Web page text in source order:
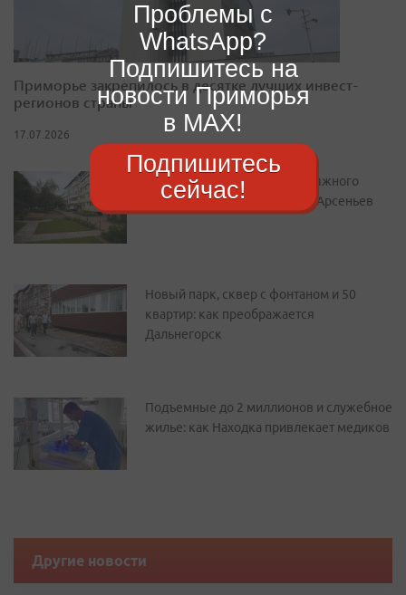
Приморье закрепилось в десятке лучших инвест-
регионов страны
17.07.2026
От уютного двора до горнолыжного
курорта: как преображается Арсеньев
Новый парк, сквер с фонтаном и 50
квартир: как преображается
Дальнегорск
Подъемные до 2 миллионов и служебное
жилье: как Находка привлекает медиков
Другие новости
Проблемы с
WhatsApp?
Подпишитесь на
новости Приморья
в MAX!
Подпишитесь
сейчас!